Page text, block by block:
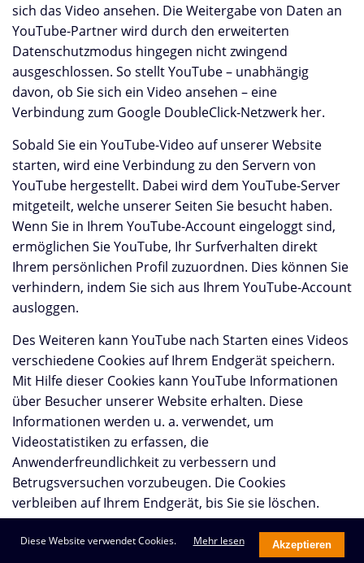
sich das Video ansehen. Die Weitergabe von Daten an
YouTube-Partner wird durch den erweiterten
Datenschutzmodus hingegen nicht zwingend
ausgeschlossen. So stellt YouTube – unabhängig
davon, ob Sie sich ein Video ansehen – eine
Verbindung zum Google DoubleClick-Netzwerk her.
Sobald Sie ein YouTube-Video auf unserer Website
starten, wird eine Verbindung zu den Servern von
YouTube hergestellt. Dabei wird dem YouTube-Server
mitgeteilt, welche unserer Seiten Sie besucht haben.
Wenn Sie in Ihrem YouTube-Account eingeloggt sind,
ermöglichen Sie YouTube, Ihr Surfverhalten direkt
Ihrem persönlichen Profil zuzuordnen. Dies können Sie
verhindern, indem Sie sich aus Ihrem YouTube-Account
ausloggen.
Des Weiteren kann YouTube nach Starten eines Videos
verschiedene Cookies auf Ihrem Endgerät speichern.
Mit Hilfe dieser Cookies kann YouTube Informationen
über Besucher unserer Website erhalten. Diese
Informationen werden u. a. verwendet, um
Videostatistiken zu erfassen, die
Anwenderfreundlichkeit zu verbessern und
Betrugsversuchen vorzubeugen. Die Cookies
verbleiben auf Ihrem Endgerät, bis Sie sie löschen.
Gegebenenfalls können nach dem Start eines YouTube-
Videos weitere Datenverarbeitungsvorgänge ausgelöst
Diese Website verwendet Cookies. Mehr lesen Akzeptieren